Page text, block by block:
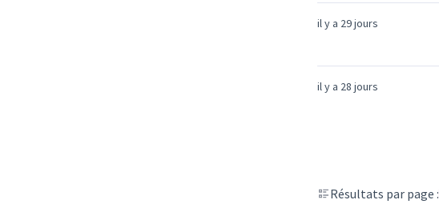
il y a 29 jours
il y a 28 jours
Résultats par page :